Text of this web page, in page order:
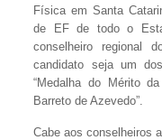
Física em Santa
de EF de todo o
conselheiro regional
candidato seja um
“Medalha do Mérito
Barreto de Azevedo”.
Cabe aos conselheiros